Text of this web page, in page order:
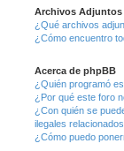
Archivos Adjuntos
¿Qué archivos
¿Cómo encuentro
Acerca de phpBB
¿Quién programó
¿Por qué este foro
¿Con quién se
ilegales
¿Cómo puedo